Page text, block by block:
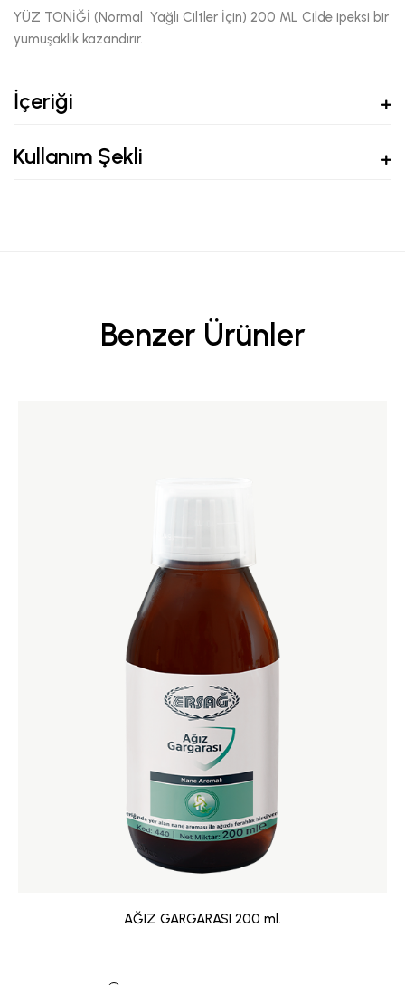
YÜZ TONİĞİ (Normal Yağlı Ciltler İçin) 200 ML Cilde ipeksi bir
yumuşaklık kazandırır.
İçeriği
Kullanım Şekli
Benzer Ürünler
AĞIZ GARGARASI 200 ml.